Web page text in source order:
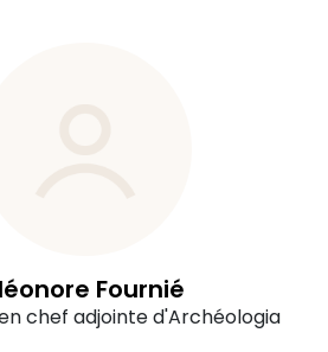
Fournié
chef adjointe d'Archéologia